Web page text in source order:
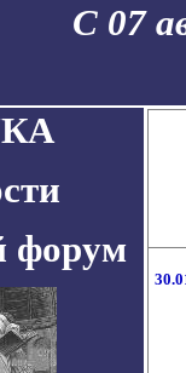
С 07
форум